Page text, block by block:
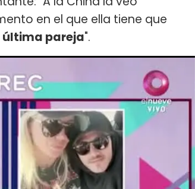
en el que ella tiene que
última pareja".